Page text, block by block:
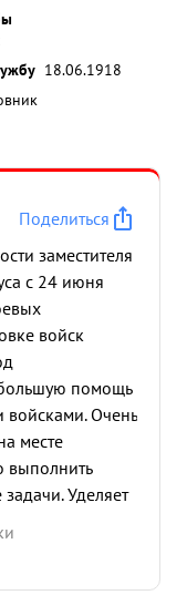
свыше 40
18.06.1918
Поделиться
заместителя
с 24 июня
войск
большую помощь
войсками. Очень
месте
выполнить
Уделяет